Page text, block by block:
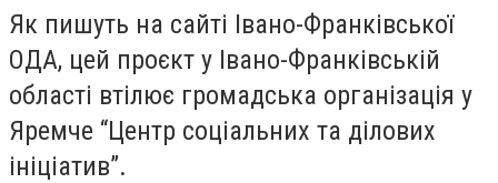
Як пишуть на сайті Івано-Франківської
ОДА, цей проєкт у Івано-Франківській
області втілює громадська організація у
Яремче “Центр соціальних та ділових
ініціатив”.